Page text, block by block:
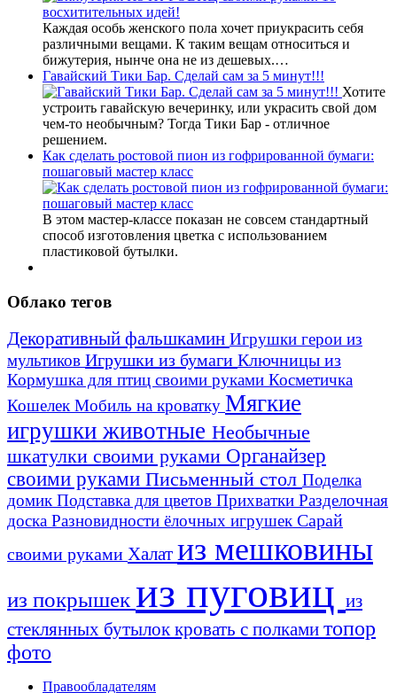
Каждая особь женского пола хочет приукрасить себя
различными вещами. К таким вещам относиться и
бижутерия, нынче она не из дешевых.…
Гавайский Тики Бар. Сделай сам за 5 минут!!!
Хотите
устроить гавайскую вечеринку, или украсить свой дом
чем-то необычным? Тогда Тики Бар - отличное
решением.
Как сделать ростовой пион из гофрированной бумаги:
пошаговый мастер класс
В этом мастер-классе показан не совсем стандартный
способ изготовления цветка с использованием
пластиковой бутылки.
Облако тегов
Декоративный фальшкамин Игрушки герои из
мультиков Игрушки из бумаги Ключницы из
Кормушка для птиц своими руками Косметичка
КошелекМобиль на кроватку Мягкие
игрушки животные Необычные
шкатулки своими руками Органайзер
своими руками Письменный стол Поделка
домикПодставка для цветов Прихватки Разделочная
доска Разновидности ёлочных игрушекСарай
своими руками Халат из мешковины
из покрышек из пуговиц из
стеклянных бутылоккровать с полками топор
фото
Правообладателям